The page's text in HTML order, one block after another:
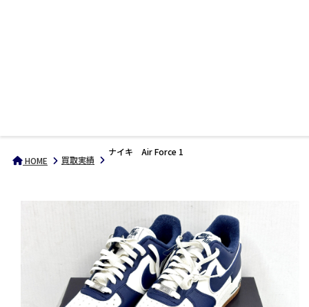
HOME 買取実績
ナイキ Air Force 1